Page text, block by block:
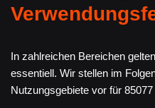
In zahlreichen Bereichen
essentiell. Wir stellen im
Nutzungsgebiete vor für